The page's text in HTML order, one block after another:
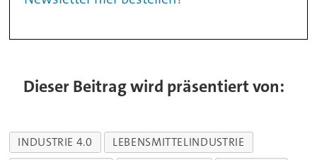
Dieser Beitrag wird präsentiert von:
INDUSTRIE 4.0
LEBENSMITTELINDUSTRIE